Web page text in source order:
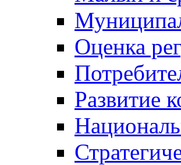
Оценка
Развитие